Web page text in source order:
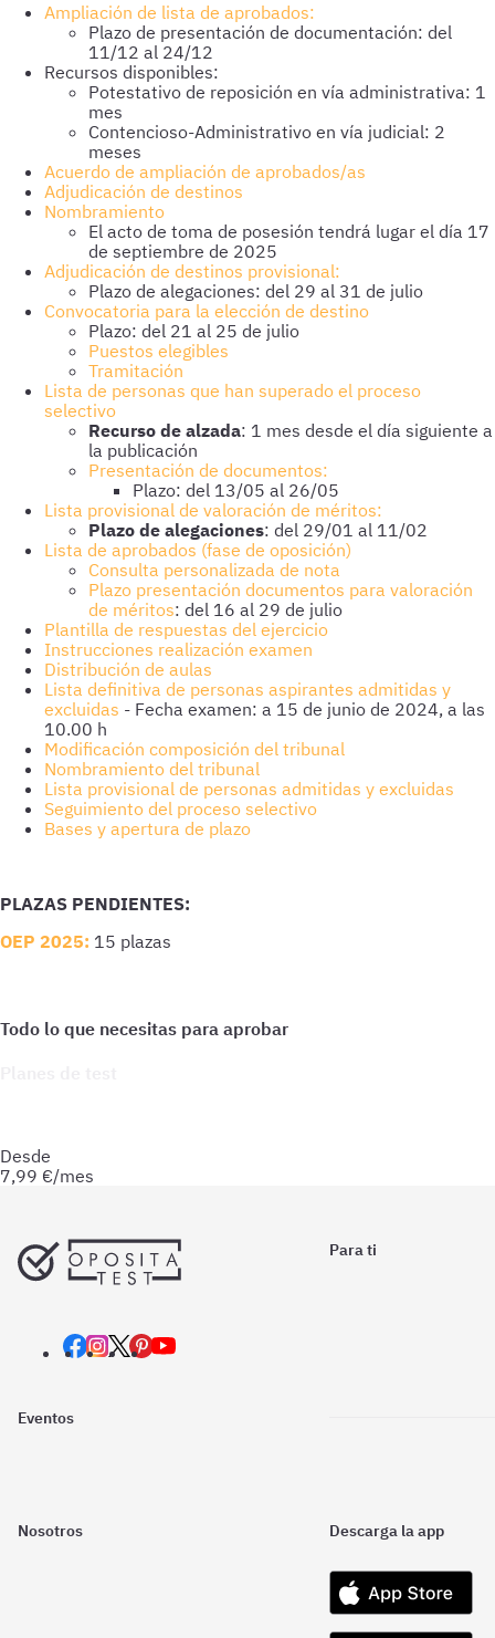
Ampliación de lista de aprobados:
Plazo de presentación de documentación: del
11/12 al 24/12
Recursos disponibles:
Potestativo de reposición en vía administrativa: 1
mes
Contencioso-Administrativo en vía judicial: 2
meses
Acuerdo de ampliación de aprobados/as
Adjudicación de destinos
Nombramiento
El acto de toma de posesión tendrá lugar el día 17
de septiembre de 2025
Adjudicación de destinos provisional:
Plazo de alegaciones: del 29 al 31 de julio
Convocatoria para la elección de destino
Plazo: del 21 al 25 de julio
Puestos elegibles
Tramitación
Lista de personas que han superado el proceso
selectivo
Recurso de alzada: 1 mes desde el día siguiente a
la publicación
Presentación de documentos:
Plazo: del 13/05 al 26/05
Lista provisional de valoración de méritos:
Plazo de alegaciones: del 29/01 al 11/02
Lista de aprobados (fase de oposición)
Consulta personalizada de nota
Plazo presentación documentos para valoración
de méritos: del 16 al 29 de julio
Plantilla de respuestas del ejercicio
Instrucciones realización examen
Distribución de aulas
Lista definitiva de personas aspirantes admitidas y
excluidas - Fecha examen: a 15 de junio de 2024, a las
10.00 h
Modificación composición del tribunal
Nombramiento del tribunal
Lista provisional de personas admitidas y excluidas
Seguimiento del proceso selectivo
Bases y apertura de plazo
PLAZAS PENDIENTES:
OEP 2025: 15 plazas
Desde
7,99 €/mes
Para ti
Eventos
Nosotros Descarga la app